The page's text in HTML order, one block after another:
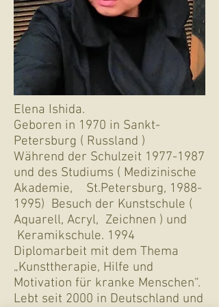
Elena Ishida.
Geboren in 1970 in Sankt-
Petersburg ( Russland )
Während der Schulzeit 1977-1987
und des Studiums ( Medizinische
Akademie, St.Petersburg, 1988-
1995) Besuch der Kunstschule (
Aquarell, Acryl, Zeichnen ) und
Keramikschule. 1994
Diplomarbeit mit dem Thema
„Kunsttherapie, Hilfe und
Motivation für kranke Menschen“.
Lebt seit 2000 in Deutschland und